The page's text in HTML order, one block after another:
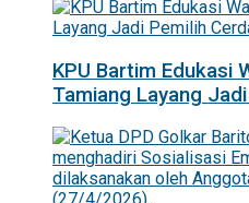
KPU Bartim Edukasi
Tamiang Layang